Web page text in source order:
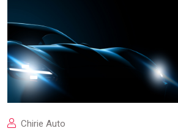
Chirie Auto